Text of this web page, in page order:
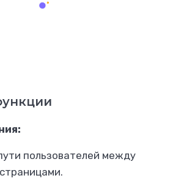
пользователей между